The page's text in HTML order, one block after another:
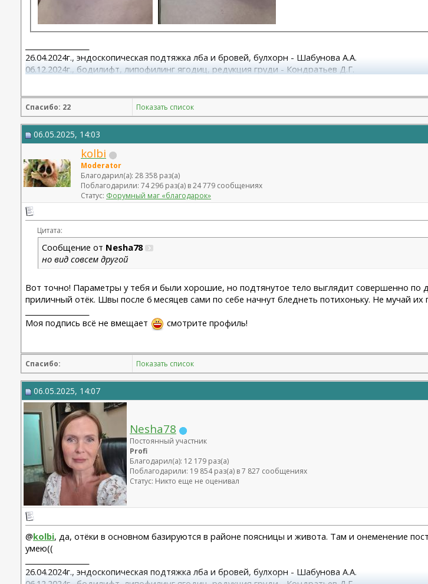
26.04.2024г., эндоскопическая подтяжка лба и бровей, булхорн - Шабунова А.А.
06.12.2024г., бодилифт, липофилинг ягодиц, редукция груди - Кондратьев Д.Г.
06.01.2026г. феморо пластика+липо ног - Бабикова М.А.
Спасибо: 22 Показать список
06.05.2025, 14:03
kolbi
Moderator
Благодарил(а): 28 358 раз(а)
Поблагодарили: 74 296 раз(а) в 24 779 сообщениях
Статус: Форумный маг «благодарок»
Цитата:
Сообщение от Nesha78
но вид совсем другой
Вот точно! Параметры у тебя и были хорошие, но подтянутое тело выглядит совершенно по
приличный отёк. Швы после 6 месяцев сами по себе начнут бледнеть потихоньку. Не мучай их
Моя подпись всё не вмещает
смотрите профиль!
Спасибо: Показать список
06.05.2025, 14:07
Nesha78
Постоянный участник
Profi
Благодарил(а): 12 179 раз(а)
Поблагодарили: 19 854 раз(а) в 7 827 сообщениях
Статус: Никто еще не оценивал
@kolbi, да, отёки в основном базируются в районе поясницы и живота. Там и онеменение
умею((
26.04.2024г., эндоскопическая подтяжка лба и бровей, булхорн - Шабунова А.А.